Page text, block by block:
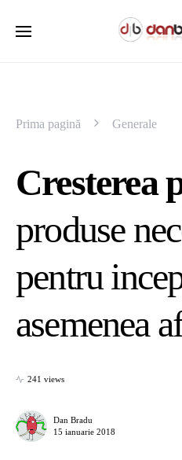
Prima pagină Generale
Cresterea
produse
pentru
asemenea
241 views
Dan Bradu
15 ianuarie 2018